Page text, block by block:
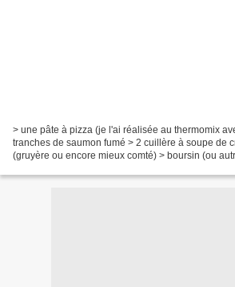
> une pâte à pizza (je l'ai réalisée au thermomix
tranches de saumon fumé > 2 cuillère à soupe de
(gruyère ou encore mieux comté) > boursin (ou